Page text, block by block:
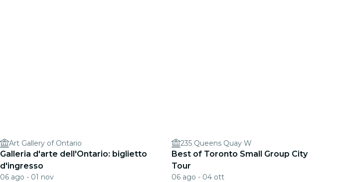
Art Gallery of Ontario
Galleria d'arte dell'Ontario: biglietto
d'ingresso
06 ago - 01 nov
235 Queens Quay W
Best of Toronto Small Group City
Tour
06 ago - 04 ott